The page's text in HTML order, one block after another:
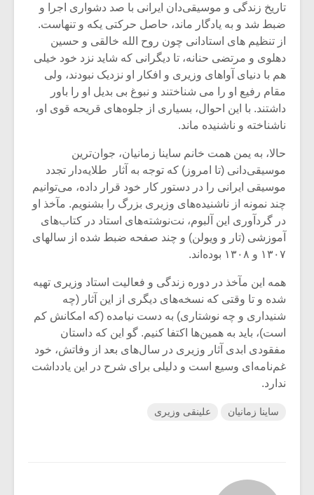
تاریخ زندگی و موسیقی‌دان ایرانی با صد دشواری اجرا و
ضبط شد و به یادگار ماند، حاصل حرکتی یکه و تنهاست.
از تنظیم های استادانی چون روح الله خالقی و حسین
دهلوی و مرتضی حنانه، تا دیگرانی که شاید نزد خود خیلی
هم با دنیای آواهای وزیری و افکار او نزدیک نبودند، ولی
مقام رفیع او را می شناختند و نبوغ بی بدیل او را باور
داشتند. با این احوال، بسیاری از جلوه‌های قریحه قوی او،
ناشناخته و ناشنیده ماند.
حالا، به یمن همت خانم ساینا زمانیان، جوان‌ترین
موسیقی‌دانی (تا امروز) که توجه به آثار طلایه‌دار تجدد
موسیقی ایرانی را در دستور کار خود قرار داده، می‌توانیم
چند نمونه از ناشنیده‌های وزیری بزرگ را بشنویم. مآخذ او
در گردآوری این آلبوم، نت‌نوشته‌های استاد در کتاب‌های
آموزشی (تار و ویولن) و چند صفحه ضبط شده از سالهای
۱۳۰۷ و ۱۳۰۸ بوده‌اند.
همه این مآخذ در دوره زندگی و فعالیت استاد وزیری تهیه
شده و تا وقتی که نسخه‌های دیگری از این آثار (چه
شنیداری و چه نوشتاری) به دست نیامده (که امکانش کم
است)، باید به همین‌ها اکتفا کنیم. گو این که داستان
مفقودی ابدی آثار وزیری در سال‌های بعد از وفاتش، خود
غم‌نامه‌ای وسیع است و دلیلی برای شرح در این یادداشت
ندارد.
ساینا زمانیان علینقی وزیری